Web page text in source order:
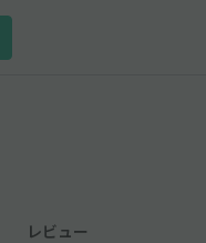
レビュー